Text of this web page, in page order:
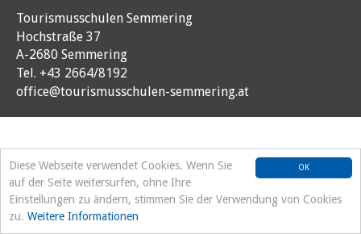
OK
Diese Webseite verwendet Cookies. Wenn Sie
auf der Seite weitersurfen, ohne Ihre
Einstellungen zu ändern, stimmen Sie der Verwendung von Cookies
zu. Weitere Informationen
Tourismusschulen Semmering
Hochstraße 37
A-2680 Semmering
Tel. +43 2664/8192
office@tourismusschulen-semmering.at